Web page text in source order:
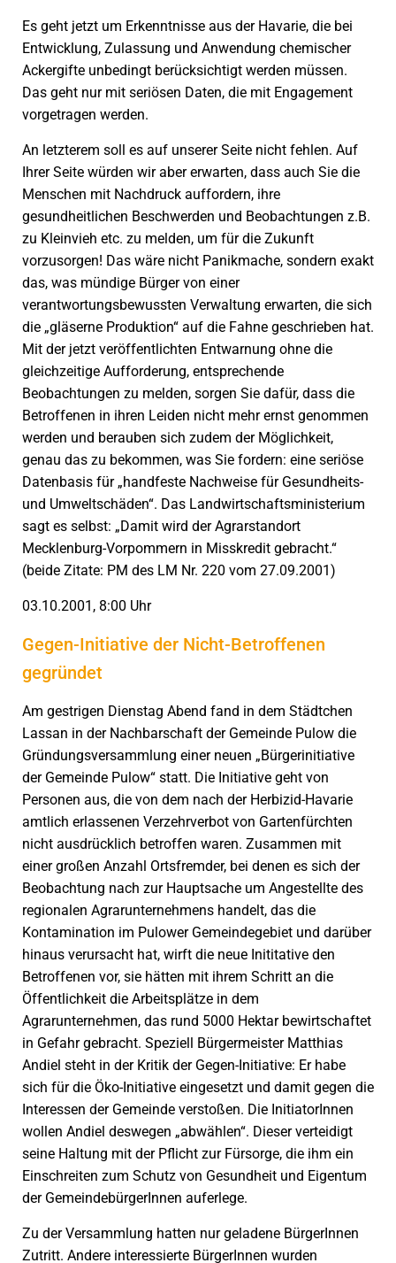
Es geht jetzt um Erkenntnisse aus der Havarie, die bei
Entwicklung, Zulassung und Anwendung chemischer
Ackergifte unbedingt berücksichtigt werden müssen.
Das geht nur mit seriösen Daten, die mit Engagement
vorgetragen werden.
An letzterem soll es auf unserer Seite nicht fehlen. Auf
Ihrer Seite würden wir aber erwarten, dass auch Sie die
Menschen mit Nachdruck auffordern, ihre
gesundheitlichen Beschwerden und Beobachtungen z.B.
zu Kleinvieh etc. zu melden, um für die Zukunft
vorzusorgen! Das wäre nicht Panikmache, sondern exakt
das, was mündige Bürger von einer
verantwortungsbewussten Verwaltung erwarten, die sich
die „gläserne Produktion“ auf die Fahne geschrieben hat.
Mit der jetzt veröffentlichten Entwarnung ohne die
gleichzeitige Aufforderung, entsprechende
Beobachtungen zu melden, sorgen Sie dafür, dass die
Betroffenen in ihren Leiden nicht mehr ernst genommen
werden und berauben sich zudem der Möglichkeit,
genau das zu bekommen, was Sie fordern: eine seriöse
Datenbasis für „handfeste Nachweise für Gesundheits-
und Umweltschäden“. Das Landwirtschaftsministerium
sagt es selbst: „Damit wird der Agrarstandort
Mecklenburg-Vorpommern in Misskredit gebracht.“
(beide Zitate: PM des LM Nr. 220 vom 27.09.2001)
03.10.2001, 8:00 Uhr
Gegen-Initiative der Nicht-Betroffenen
gegründet
Am gestrigen Dienstag Abend fand in dem Städtchen
Lassan in der Nachbarschaft der Gemeinde Pulow die
Gründungsversammlung einer neuen „Bürgerinitiative
der Gemeinde Pulow“ statt. Die Initiative geht von
Personen aus, die von dem nach der Herbizid-Havarie
amtlich erlassenen Verzehrverbot von Gartenfürchten
nicht ausdrücklich betroffen waren. Zusammen mit
einer großen Anzahl Ortsfremder, bei denen es sich der
Beobachtung nach zur Hauptsache um Angestellte des
regionalen Agrarunternehmens handelt, das die
Kontamination im Pulower Gemeindegebiet und darüber
hinaus verursacht hat, wirft die neue Inititative den
Betroffenen vor, sie hätten mit ihrem Schritt an die
Öffentlichkeit die Arbeitsplätze in dem
Agrarunternehmen, das rund 5000 Hektar bewirtschaftet
in Gefahr gebracht. Speziell Bürgermeister Matthias
Andiel steht in der Kritik der Gegen-Initiative: Er habe
sich für die Öko-Initiative eingesetzt und damit gegen die
Interessen der Gemeinde verstoßen. Die InitiatorInnen
wollen Andiel deswegen „abwählen“. Dieser verteidigt
seine Haltung mit der Pflicht zur Fürsorge, die ihm ein
Einschreiten zum Schutz von Gesundheit und Eigentum
der GemeindebürgerInnen auferlege.
Zu der Versammlung hatten nur geladene BürgerInnen
Zutritt. Andere interessierte BürgerInnen wurden